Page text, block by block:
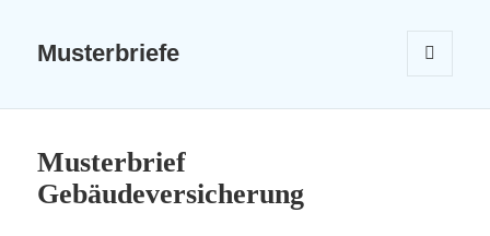
Musterbriefe
WIDGETS
Musterbrief
Gebäudeversicherung